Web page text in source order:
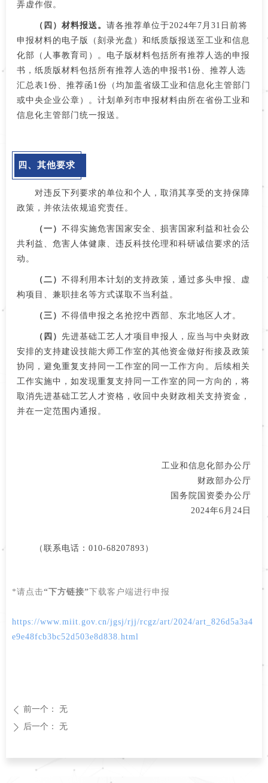
弄虚作假。
（四）材料报送。 请各推荐单位于2024年7月31日前将
申报材料的电子版（刻录光盘）和纸质版报送至工业和信息
化部（人事教育司）。电子版材料包括所有推荐人选的申报
书，纸质版材料包括所有推荐人选的申报书1份、推荐人选
汇总表1份、推荐函1份（均加盖省级工业和信息化主管部门
或中央企业公章）。计划单列市申报材料由所在省份工业和
信息化主管部门统一报送。
四、其他要求
对违反下列要求的单位和个人，取消其享受的支持保障
政策，并依法依规追究责任。
（一） 不得实施危害国家安全、损害国家利益和社会公
共利益、危害人体健康、违反科技伦理和科研诚信要求的活
动。
（二） 不得利用本计划的支持政策，通过多头申报、虚
构项目、兼职挂名等方式谋取不当利益。
（三） 不得借申报之名抢挖中西部、东北地区人才。
（四） 先进基础工艺人才项目申报人，应当与中央财政
安排的支持建设技能大师工作室的其他资金做好衔接及政策
协同，避免重复支持同一工作室的同一工作方向。后续相关
工作实施中，如发现重复支持同一工作室的同一方向的，将
取消先进基础工艺人才资格，收回中央财政相关支持资金，
并在一定范围内通报。
工业和信息化部办公厅
财政部办公厅
国务院国资委办公厅
2024年6月24日
（联系电话：010-68207893）
*请点击“下方链接”下载客户端进行申报
https://www.miit.gov.cn/jgsj/rjj/rcgz/art/2024/art_826d5a3a4
e9e48fcb3bc52d503e8d838.html
ꄴ 前一个： 无
ꄲ 后一个： 无